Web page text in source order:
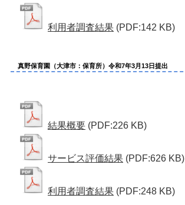
利用者調査結果 (PDF:142 KB)
真野保育園（大津市：保育所）令和7年3月13日提出
結果概要 (PDF:226 KB)
サービス評価結果 (PDF:626 KB)
利用者調査結果 (PDF:248 KB)